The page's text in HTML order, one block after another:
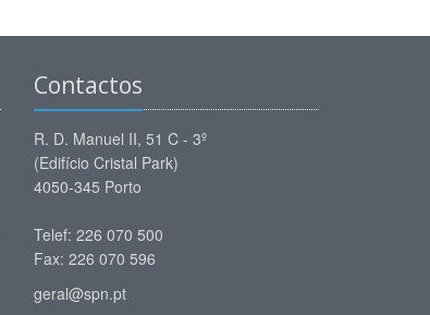
Contactos
R. D. Manuel II, 51 C - 3º
(Edifício Cristal Park)
4050-345 Porto
Telef: 226 070 500
Fax: 226 070 596
geral@spn.pt